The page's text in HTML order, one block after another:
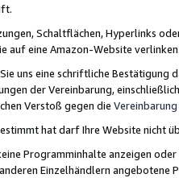
Schaltflächen, Hyperlinks
auf eine Amazon-Website
uns eine schriftliche
der Vereinbarung,
Verstoß gegen die Vereinbarung
hat darf Ihre Website nicht
Programminhalte anzeigen
Einzelhändlern